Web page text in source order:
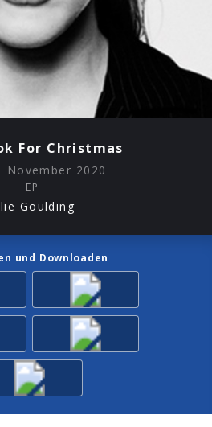
For Christmas
November 2020
EP
Goulding
und Downloaden